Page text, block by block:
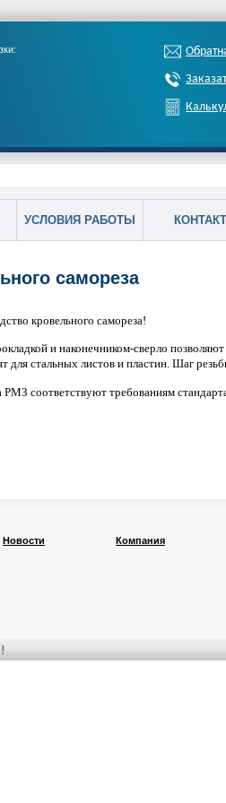
УСЛОВИЯ РАБОТЫ
самореза
кровельного самореза!
и наконечником-сверло
для стальных листов и пластин. Шаг
РМЗ соответствуют требованиям
Новости Компания